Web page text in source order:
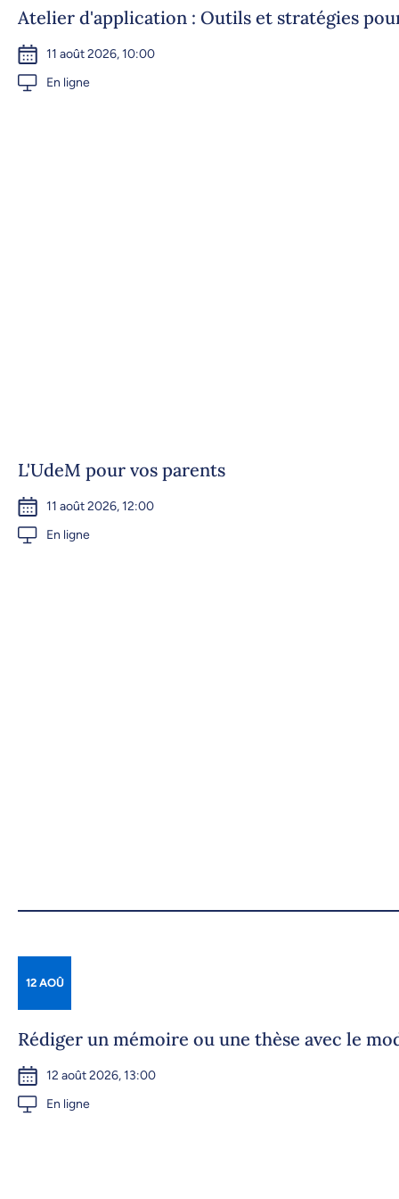
Atelier d'application : Outils et stratégies
11 août 2026, 10:00
En ligne
L'UdeM pour vos parents
11 août 2026, 12:00
En ligne
12 AOÛ
Rédiger un mémoire ou une thèse avec le
12 août 2026, 13:00
En ligne